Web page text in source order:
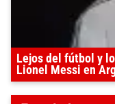
Lejos del fútbol y
Lionel Messi en